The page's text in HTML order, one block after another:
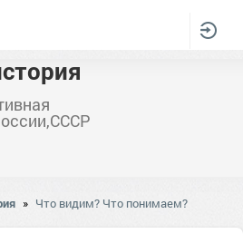
» Что видим? Что понимаем?